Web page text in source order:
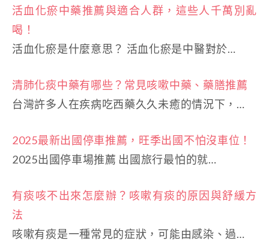
活血化瘀中藥推薦與適合人群，這些人千萬別亂
喝！
活血化瘀是什麼意思？ 活血化瘀是中醫對於…
清肺化痰中藥有哪些？常見咳嗽中藥、藥膳推薦
台灣許多人在疾病吃西藥久久未癒的情況下，…
2025最新出國停車推薦，旺季出國不怕沒車位！
2025出國停車場推薦 出國旅行最怕的就…
有痰咳不出來怎麼辦？咳嗽有痰的原因與舒緩方
法
咳嗽有痰是一種常見的症狀，可能由感染、過…